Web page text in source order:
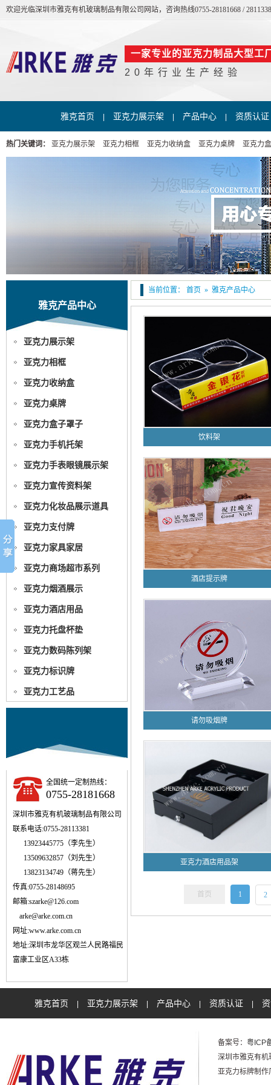
欢迎光临深圳市雅克有机玻璃制品有限公司网站，咨询热线0755-28181668 /
一家专业的亚克力制品大型工
20年行业生产经验
雅克首页 亚克力展示架 产品中心 资质认证
热门关键词： 亚克力展示架 亚克力相框 亚克力收纳盒 亚克力桌牌 亚克力
当前位置： 首页 » 雅克产品中心
饮料架
酒店提示牌
请勿吸烟牌
亚克力酒店用品架
首页 1 2
雅克产品中心
亚克力展示架
亚克力相框
亚克力收纳盒
亚克力桌牌
亚克力盒子罩子
亚克力手机托架
亚克力手表眼镜展示架
亚克力宣传资料架
亚克力化妆品展示道具
亚克力支付牌
亚克力家具家居
亚克力商场超市系列
亚克力烟酒展示
亚克力酒店用品
亚克力托盘杯垫
亚克力数码陈列架
亚克力标识牌
亚克力工艺品
全国统一定制热线：
0755-28181668
深圳市雅克有机玻璃制品有限公司
联系电话:0755-28113381
13923445775（李先生）
13509632857（刘先生）
13823134749（蒋先生）
传真:0755-28148695
邮箱:szarke@126.com
arke@arke.com.cn
网址:www.arke.com.cn
地址:深圳市龙华区观兰人民路福民
富康工业区A33栋
雅克首页 亚克力展示架 产品中心 资质认证
备案号： 粤ICP
深圳市雅克有机
亚克力标牌制作